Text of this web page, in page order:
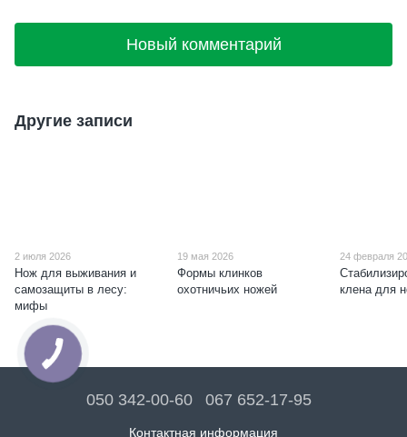
Новый комментарий
Другие записи
2 июля 2026
Нож для выживания и
самозащиты в лесу:
мифы
19 мая 2026
Формы клинков
охотничьих ножей
24 февраля
клена для
050 342-00-60 067 652-17-95
Контактная информация